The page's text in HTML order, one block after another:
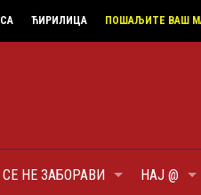
ЋИРИЛИЦА ПОШАЉИТЕ ВАШ
НЕ ЗАБОРАВИ НАЈ @